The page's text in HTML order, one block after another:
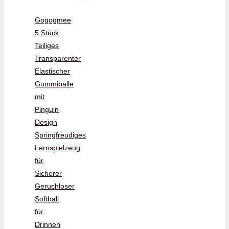
Gogogmee
5 Stück
Teiliges
Transparenter
Elastischer
Gummibälle
mit
Pinguin
Design
Springfreudiges
Lernspielzeug
für
Sicherer
Geruchloser
Softball
für
Drinnen